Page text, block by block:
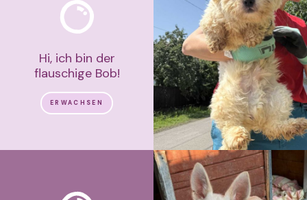
Hi, ich bin der
flauschige Bob!
ERWACHSEN